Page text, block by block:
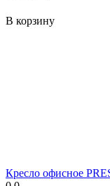
В корзину
Кресло офисное